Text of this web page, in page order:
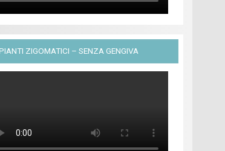
ZIGOMATICI – SENZA GENGIVA